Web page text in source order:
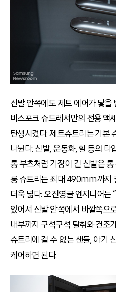
신발 안쪽에도 제트 에어가 닿
비스포크 슈드레서만의 전용 액
탄생시켰다. 제트슈트리는 기본
나뉜다. 신발, 운동화, 힐 등의
롱 부츠처럼 기장이 긴 신발은
롱 슈트리는 최대 490mm까지
더욱 넓다. 오진영글 엔지니어는
있어서 신발 안쪽에서 바깥쪽으
내부까지 구석구석 탈취와 건조
슈트리에 걸 수 없는 샌들, 아기
케어하면 된다.